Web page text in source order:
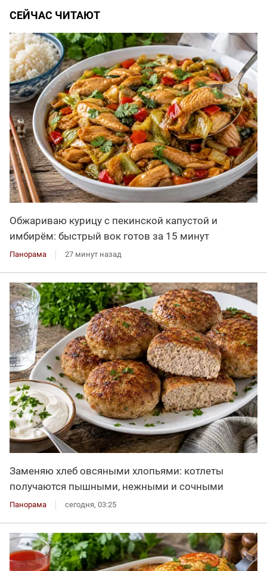
СЕЙЧАС ЧИТАЮТ
Обжариваю курицу с пекинской капустой и
имбирём: быстрый вок готов за 15 минут
Панорама 27 минут назад
Заменяю хлеб овсяными хлопьями: котлеты
получаются пышными, нежными и сочными
Панорама сегодня, 03:25